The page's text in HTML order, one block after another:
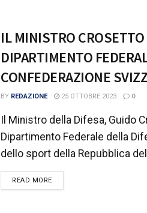
IL MINISTRO
DIPARTIMENTO
CONFEDERAZIONE
BY REDAZIONE 25 OTTOBRE 2023 0
Il Ministro della Difesa, Guido
Dipartimento Federale della
dello sport della Repubblica
READ MOREDETAILS